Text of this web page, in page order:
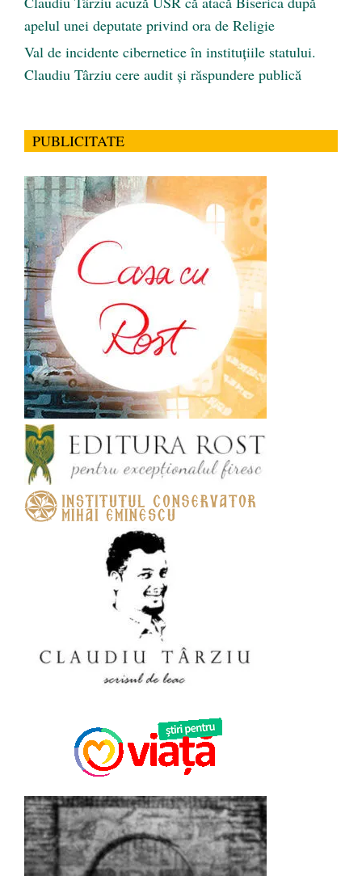
apelul unei deputate privind ora de Religie
Val de incidente cibernetice în instituțiile statului.
Claudiu Târziu cere audit și răspundere publică
PUBLICITATE